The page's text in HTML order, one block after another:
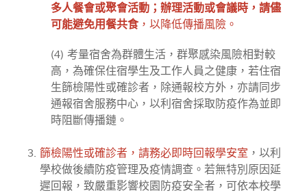
多人餐會或聚會活動；辦理活動或會議時，請儘
可能避免用餐共食，以降低傳播風險。
(4) 考量宿舍為群體生活，群聚感染風險相對較
高，為確保住宿學生及工作人員之健康，若住宿
生篩檢陽性或確診者，除通報校方外，亦請同步
通報宿舍服務中心，以利宿舍採取防疫作為並即
時阻斷傳播鏈。
篩檢陽性或確診者，請務必即時回報學安室 ，以利
學校做後續防疫管理及疫情調查。若無特別原因延
遲回報，致嚴重影響校園防疫安全者，可依本校學